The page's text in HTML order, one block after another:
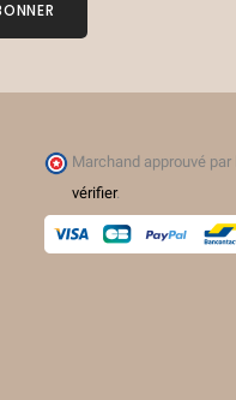
Marchand approuvé
vérifier.